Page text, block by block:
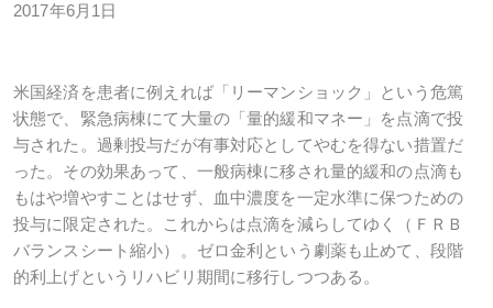
2017年6月1日
米国経済を患者に例えれば「リーマンショック」という危篤
状態で、緊急病棟にて大量の「量的緩和マネー」を点滴で投
与された。過剰投与だが有事対応としてやむを得ない措置だ
った。その効果あって、一般病棟に移され量的緩和の点滴も
もはや増やすことはせず、血中濃度を一定水準に保つための
投与に限定された。これからは点滴を減らしてゆく（ＦＲＢ
バランスシート縮小）。ゼロ金利という劇薬も止めて、段階
的利上げというリハビリ期間に移行しつつある。